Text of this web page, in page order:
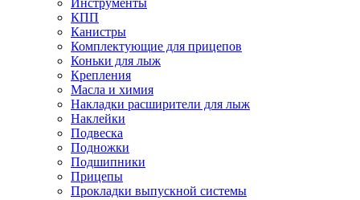
КПП
Канистры
Комплектующие для прицепов
Коньки для лыж
Крепления
Масла и химия
Накладки расширители для лыж
Наклейки
Подвеска
Подножки
Подшипники
Прицепы
Прокладки выпускной системы